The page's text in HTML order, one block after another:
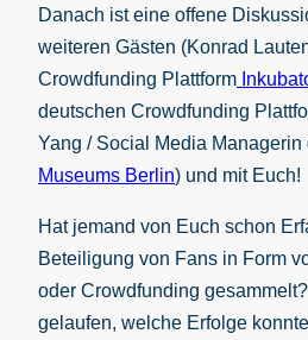
Danach ist eine offene
weiteren Gästen (Konrad
Crowdfunding Plattform
deutschen Crowdfunding
Yang / Social Media Managerin
Museums Berlin) und mit Euch!
Hat jemand von Euch schon
Beteiligung von Fans in Form
oder Crowdfunding
gelaufen, welche Erfolge